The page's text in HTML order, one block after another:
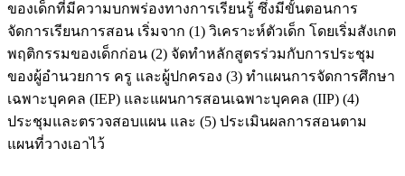
ของเด็กที่มีความบกพร่องทางการเรียนรู้ ซึ่งมีขั้นตอนการ
จัดการเรียนการสอน เริ่มจาก (1) วิเคราะห์ตัวเด็ก โดยเริ่มสังเกต
พฤติกรรมของเด็กก่อน (2) จัดทำหลักสูตรร่วมกับการประชุม
ของผู้อำนวยการ ครู และผู้ปกครอง (3) ทำแผนการจัดการศึกษา
เฉพาะบุคคล (IEP) และแผนการสอนเฉพาะบุคคล (IIP) (4)
ประชุมและตรวจสอบแผน และ (5) ประเมินผลการสอนตาม
แผนที่วางเอาไว้